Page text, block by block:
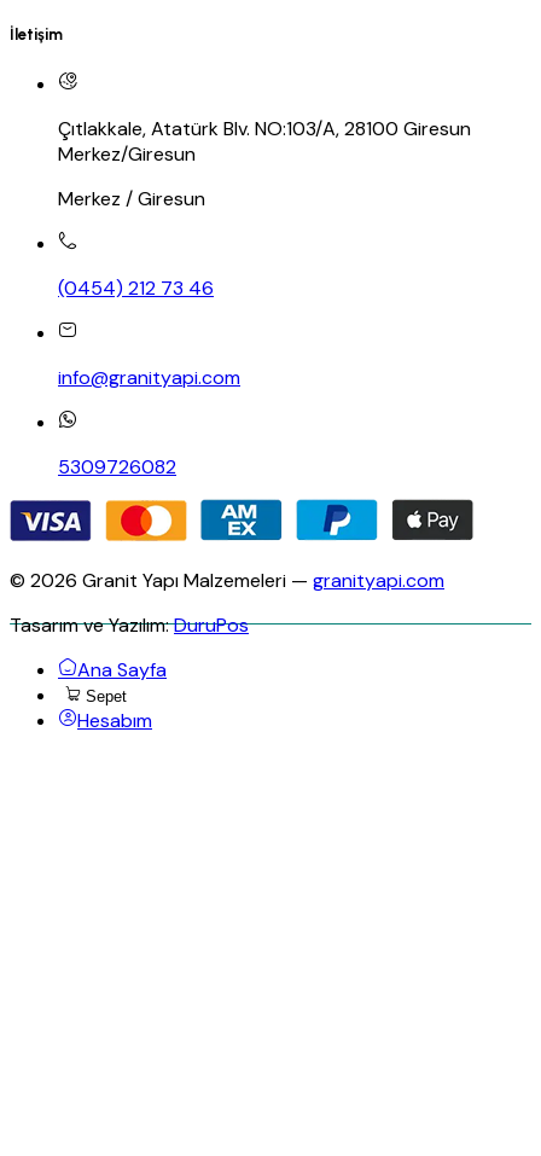
İletişim
Çıtlakkale, Atatürk Blv. NO:103/A, 28100 Giresun
Merkez/Giresun
Merkez / Giresun
(0454) 212 73 46
info@granityapi.com
5309726082
© 2026 Granit Yapı Malzemeleri — granityapi.com
Tasarım ve Yazılım:DuruPos
Ana Sayfa
Sepet
Hesabım